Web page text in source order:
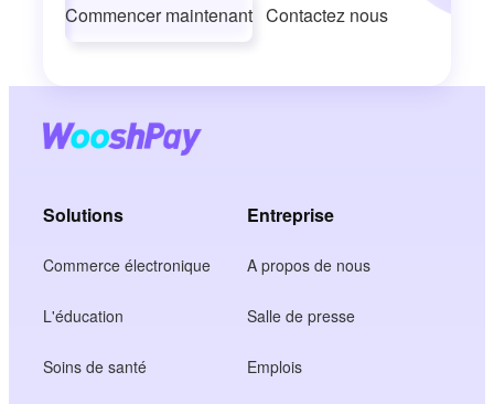
Commencer maintenant Contactez nous
Solutions
Commerce électronique
L'éducation
Soins de santé
Entreprise
A propos de nous
Salle de presse
Emplois